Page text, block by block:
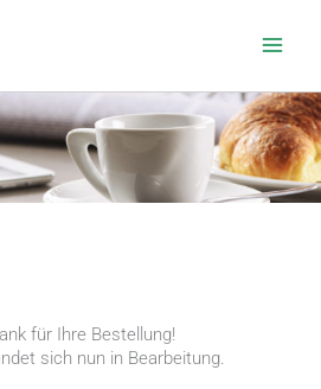
für Ihre Bestellung!
sich nun in Bearbeitung.